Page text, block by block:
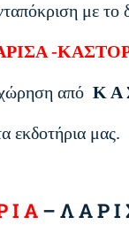
με το
-
απόΚ Α
εκδοτήρια μας.
Ι Α – Λ Α Ρ Ι